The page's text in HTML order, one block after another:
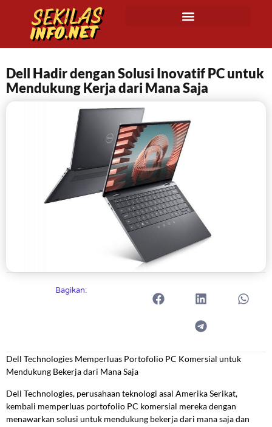
Dell Hadir dengan Solusi Inovatif PC untuk
Mendukung Kerja dari Mana Saja
Bagikan:
Dell Technologies Memperluas Portofolio PC Komersial untuk
Mendukung Bekerja dari Mana Saja
Dell Technologies, perusahaan teknologi asal Amerika Serikat,
kembali memperluas portofolio PC komersial mereka dengan
menawarkan solusi untuk mendukung bekerja dari mana saja dan